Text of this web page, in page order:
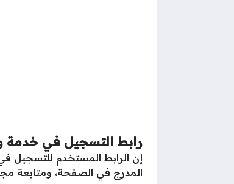
رابط التسجيل في
إن الرابط المستخدم
المدرج في الصفحة، ومتابعة